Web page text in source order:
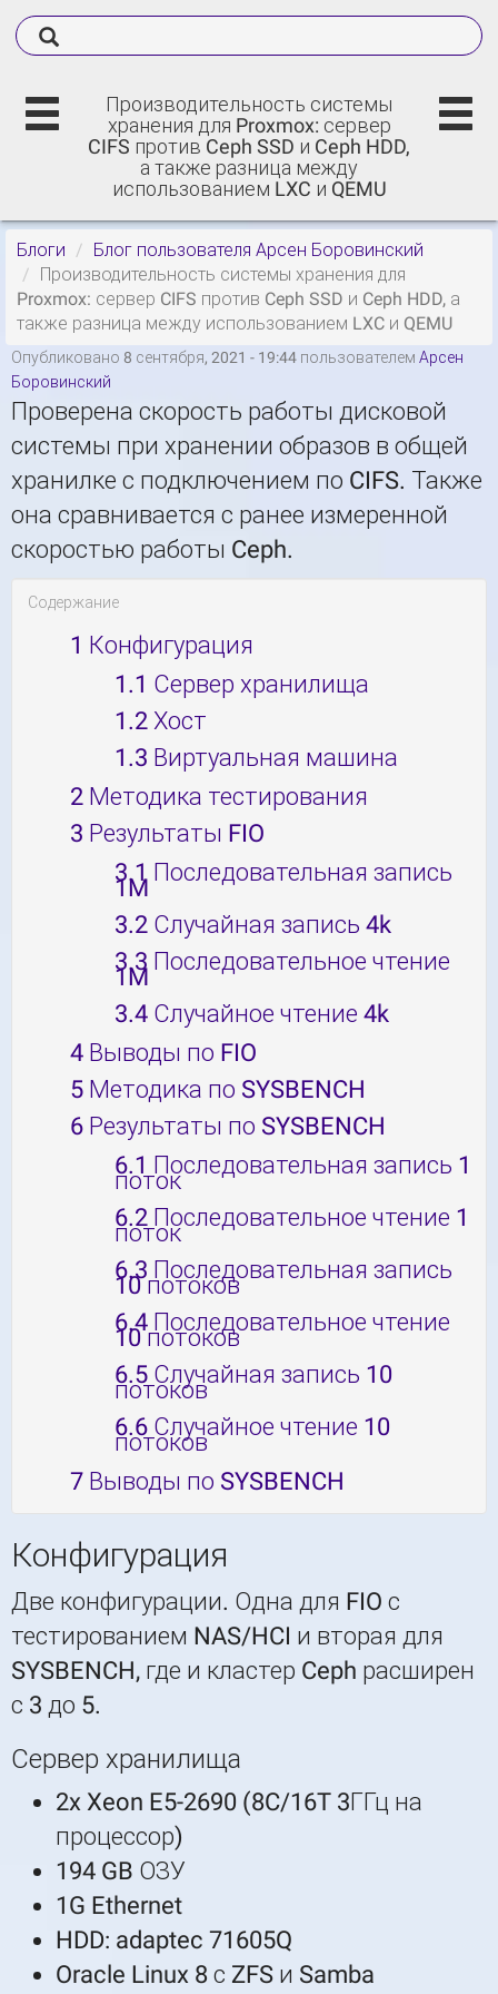
Производительность системы
хранения для Proxmox: сервер
CIFS против Ceph SSD и Ceph HDD,
а также разница между
использованием LXC и QEMU
Блоги
Блог пользователя Арсен Боровинский
Производительность системы хранения для
Proxmox: сервер CIFS против Ceph SSD и Ceph HDD, а
также разница между использованием LXC и QEMU
Опубликовано 8 сентября, 2021 - 19:44 пользователем Арсен
Боровинский
Проверена скорость работы дисковой
системы при хранении образов в общей
хранилке с подключением по CIFS. Также
она сравнивается с ранее измеренной
скоростью работы Ceph.
Содержание
1 Конфигурация
1.1 Сервер хранилища
1.2 Хост
1.3 Виртуальная машина
2 Методика тестирования
3 Результаты FIO
3.1 Последовательная запись
1M
3.2 Случайная запись 4k
3.3 Последовательное чтение
1M
3.4 Случайное чтение 4k
4 Выводы по FIO
5 Методика по SYSBENCH
6 Результаты по SYSBENCH
6.1 Последовательная запись 1
поток
6.2 Последовательное чтение 1
поток
6.3 Последовательная запись
10 потоков
6.4 Последовательное чтение
10 потоков
6.5 Случайная запись 10
потоков
6.6 Случайное чтение 10
потоков
7 Выводы по SYSBENCH
Конфигурация
Две конфигурации. Одна для FIO с
тестированием NAS/HCI и вторая для
SYSBENCH, где и кластер Ceph расширен
с 3 до 5.
Сервер хранилища
2x Xeon E5-2690 (8C/16T 3ГГц на
процессор)
194 GB ОЗУ
1G Ethernet
HDD: adaptec 71605Q
Oracle Linux 8 с ZFS и Samba